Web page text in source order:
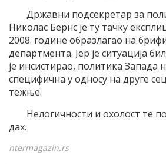
Државни подсекретар за
Николас Бернс је ту тачку
2008. године образлагао на
департмента. Јер је ситуација
је инсистирао, политика Запада
специфична у односу на друге
тежње.
Нелогичности и охолост те
дах.
ntermagazin.rs